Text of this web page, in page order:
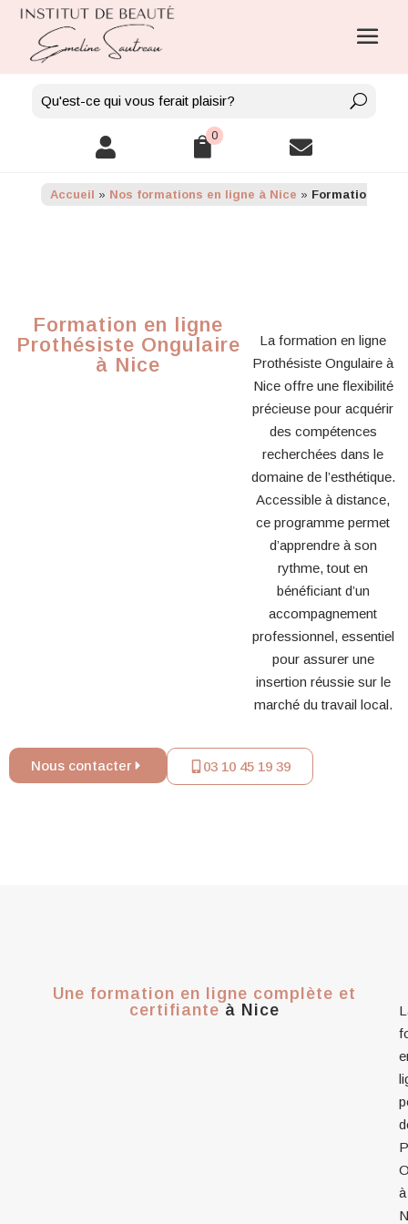
 0 
Accueil » Nos formations en ligne à Nice » Formation en
Formation en ligne
Prothésiste Ongulaire
à Nice
La formation en ligne
Prothésiste Ongulaire à
Nice offre une flexibilité
précieuse pour acquérir
des compétences
recherchées dans le
domaine de l’esthétique.
Accessible à distance,
ce programme permet
d’apprendre à son
rythme, tout en
bénéficiant d’un
accompagnement
professionnel, essentiel
pour assurer une
insertion réussie sur le
marché du travail local.
Nous contacter 03 10 45 19 39
Une formation en ligne complète et
certifiante à Nice
à